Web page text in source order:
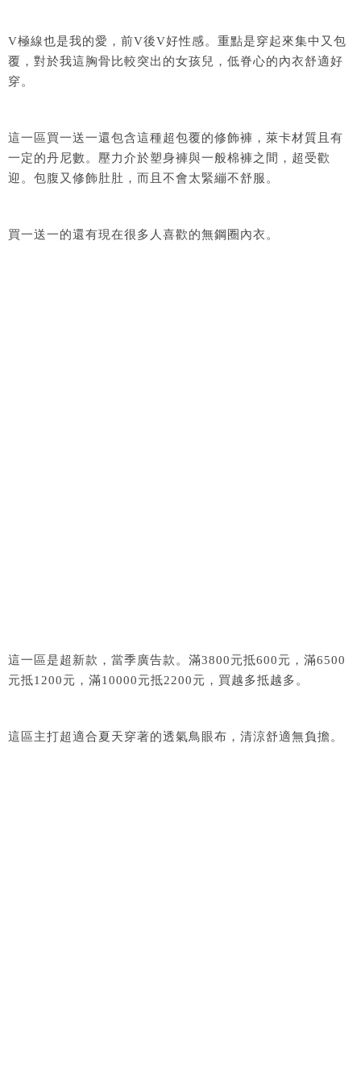
V極線也是我的愛，前V後V好性感。重點是穿起來集中又包
覆，對於我這胸骨比較突出的女孩兒，低脊心的內衣舒適好
穿。
這一區買一送一還包含這種超包覆的修飾褲，萊卡材質且有
一定的丹尼數。壓力介於塑身褲與一般棉褲之間，超受歡
迎。包腹又修飾肚肚，而且不會太緊繃不舒服。
買一送一的還有現在很多人喜歡的無鋼圈內衣。
這一區是超新款，當季廣告款。滿3800元抵600元，滿6500
元抵1200元，滿10000元抵2200元，買越多抵越多。
這區主打超適合夏天穿著的透氣鳥眼布，清涼舒適無負擔。